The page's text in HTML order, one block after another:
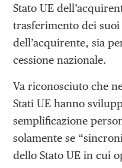
Stato UE
trasferimento dei
dell’acquirente, sia
cessione nazionale.
Va riconosciuto che
Stati UE hanno
semplificazione
solamente se
dello Stato UE in cui